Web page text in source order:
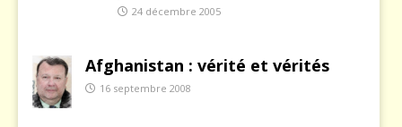
24 décembre 2005
Afghanistan : vérité et vérités
16 septembre 2008